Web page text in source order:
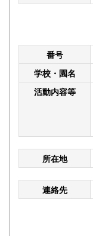
番号
学校・園名
活動内容等
所在地
連絡先